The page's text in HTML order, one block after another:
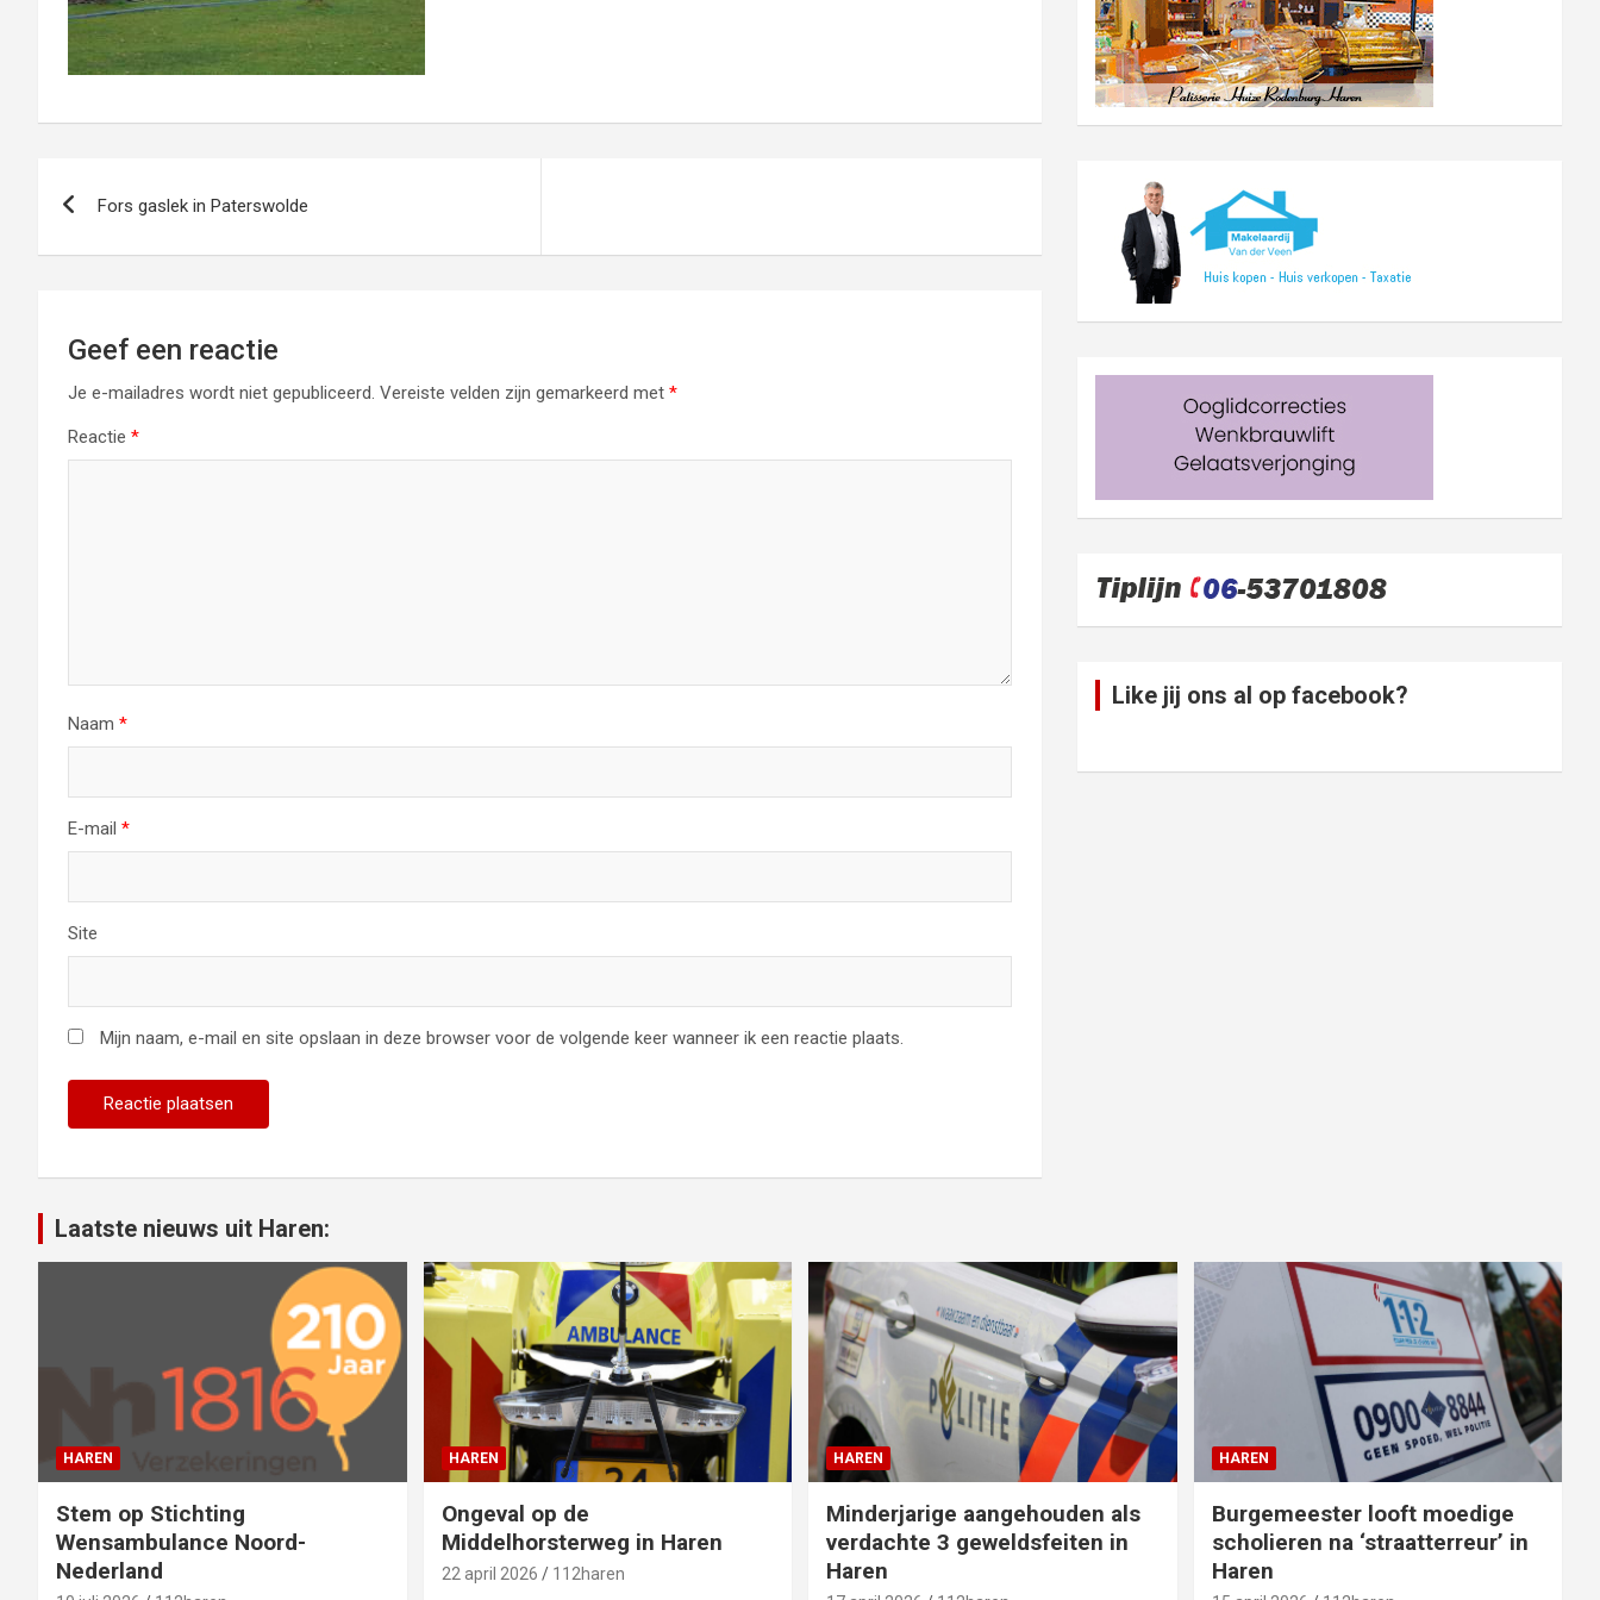
navigatie
Fors gaslek in Paterswolde
Geef een reactie
Je e-mailadres wordt niet gepubliceerd. Vereiste velden zijn gemarkeerd met *
Reactie *
Naam *
E-mail *
Site
Mijn naam, e-mail en site opslaan in deze browser voor de volgende keer wanneer ik een reactie plaats.
Like jij ons al op facebook?
Laatste nieuws uit Haren:
HAREN
Stem op Stichting
Wensambulance Noord-
Nederland
HAREN
Ongeval op de
Middelhorsterweg in Haren
22 april 2026 112haren
HAREN
Minderjarige aangehouden als
verdachte 3 geweldsfeiten in
Haren
HAREN
Burgemeester looft moedige
scholieren na ‘straatterreur’ in
Haren